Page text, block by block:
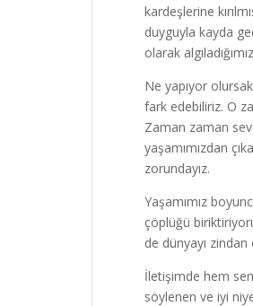
kardeşlerine
duyguyla kayda
olarak
Ne yapıyor
fark edebiliriz. O
Zaman zaman
yaşamımızdan
zorundayız.
Yaşamımız
çöplüğü
de dünyayı zindan
İletişimde hem
söylenen ve iyi